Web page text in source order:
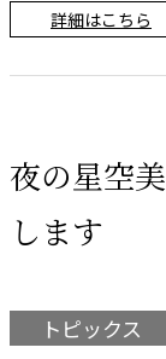
詳細はこちら
夜の星空
します
トピックス